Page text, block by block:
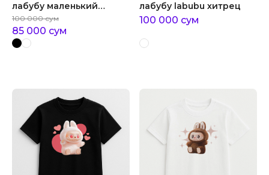
лабубу маленький
лабубу
100 000 сум
85 000 сум
лабубу labubu хитрец
100 000 сум